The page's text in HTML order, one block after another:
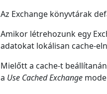
Az Exchange könyvtárak
Amikor létrehozunk egy
adatokat lokálisan cache-
Mielőtt a cache-t
a Use Cached Exchange